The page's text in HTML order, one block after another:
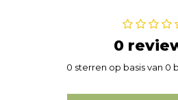
0
0 sterren op basis van 0